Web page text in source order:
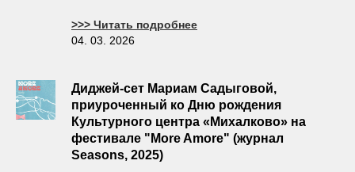
>>> Читать подробнее
04. 03. 2026
Диджей-сет Мариам Садыговой,
приуроченный ко Дню рождения
Культурного центра «Михалково» на
фестивале "More Amore" (журнал
Seasons, 2025)